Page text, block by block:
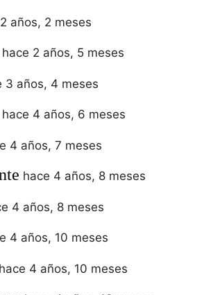
años, 2 meses
hace 2 años, 5 meses
3 años, 4 meses
hace 4 años, 6 meses
4 años, 7 meses
hace 4 años, 8 meses
4 años, 8 meses
4 años, 10 meses
hace 4 años, 10 meses